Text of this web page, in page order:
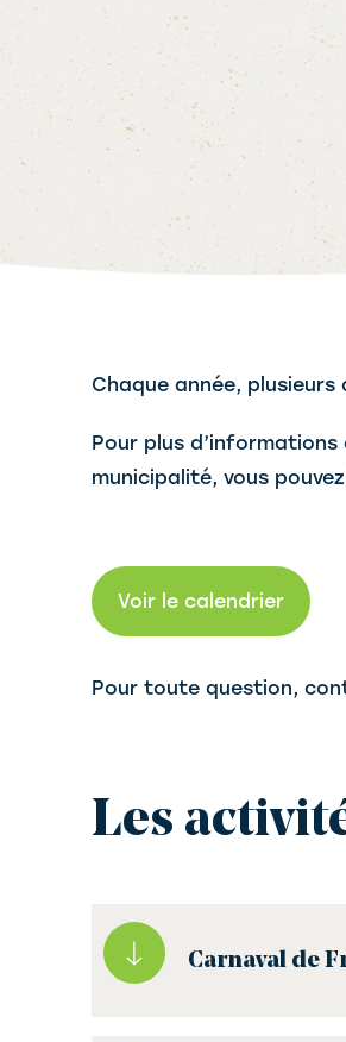
Chaque année,
Pour plus
municipalité, vous
Voir le calendrier
Pour toute question,
Les
Carnaval de